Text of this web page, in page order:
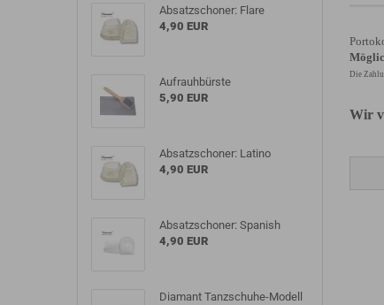
Die
Wir
Absatzschoner: Flare
4,90 EUR
Aufrauhbürste
5,90 EUR
Absatzschoner: Latino
4,90 EUR
Absatzschoner: Spanish
4,90 EUR
Diamant Tanzschuhe-Modell